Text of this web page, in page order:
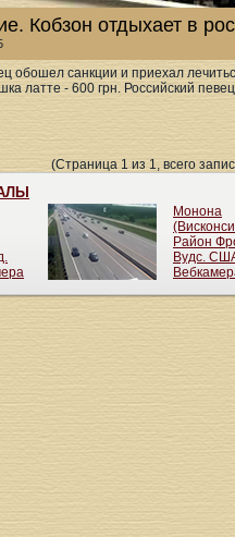
Кобзон отдыхает в
обошел санкции и приехал
латте - 600 грн. Российский
(Страница 1 из 1, всего